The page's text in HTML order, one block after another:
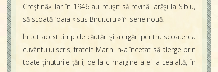
Creştină». Iar în 1946 au reuşit să revină iarăşi la Sibiu,
să scoată foaia «Isus Biruitorul» în serie nouă.
În tot acest timp de căutări şi alergări pentru scoaterea
cuvântului scris, fratele Marini n-a încetat să alerge prin
toate ţinuturile ţării, de la o margine a ei la cealaltă, în